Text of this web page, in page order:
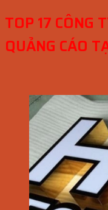
TOP 17 CÔNG
QUẢNG CÁO